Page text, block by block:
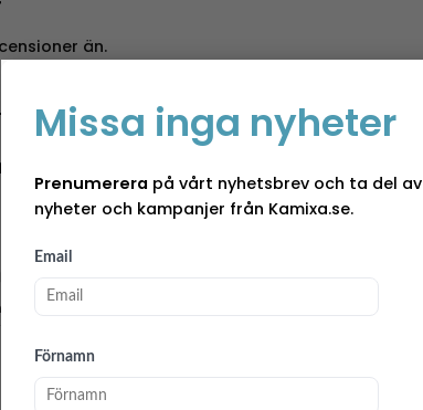
Missa inga nyheter
Prenumerera på vårt nyhetsbrev och ta del av
nyheter och kampanjer från Kamixa.se.
Email
Förnamn
än.
att recensera ”Plåtburk – Cat